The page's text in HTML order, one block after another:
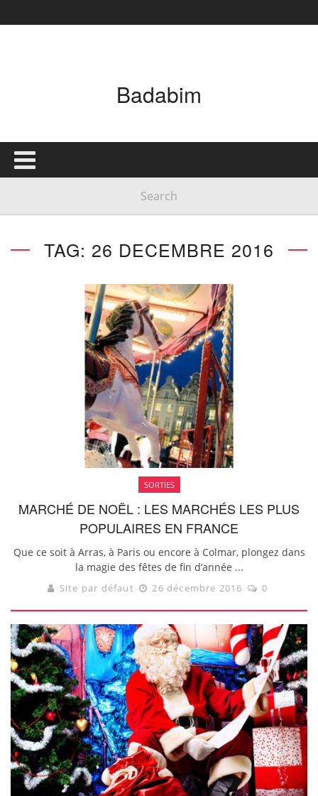
Badabim
TAG: 26 DECEMBRE 2016
SORTIES
MARCHÉ DE NOËL : LES MARCHÉS LES PLUS
POPULAIRES EN FRANCE
Que ce soit à Arras, à Paris ou encore à Colmar, plongez dans
la magie des fêtes de fin d’année ...
Site par défaut 26 décembre 2016 0